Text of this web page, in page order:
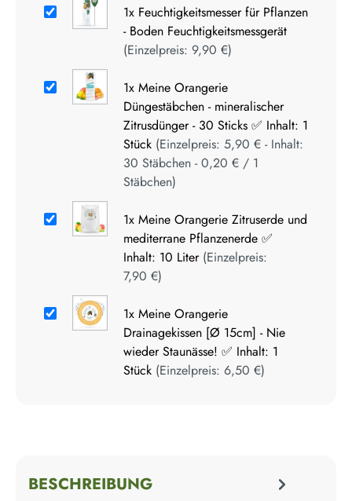
1x Feuchtigkeitsmesser für Pflanzen
- Boden Feuchtigkeitsmessgerät
(Einzelpreis: 9,90 €)
1x Meine Orangerie
Düngestäbchen - mineralischer
Zitrusdünger - 30 Sticks ✅ Inhalt: 1
Stück (Einzelpreis: 5,90 € - Inhalt:
30 Stäbchen -0,20 € / 1
Stäbchen)
1x Meine Orangerie Zitruserde und
mediterrane Pflanzenerde ✅
Inhalt: 10 Liter (Einzelpreis:
7,90 €)
1x Meine Orangerie
Drainagekissen [Ø 15cm] - Nie
wieder Staunässe! ✅ Inhalt: 1
Stück (Einzelpreis: 6,50 €)
BESCHREIBUNG